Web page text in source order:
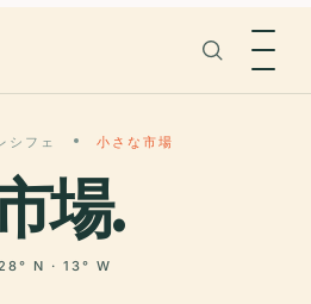
シフェ 小さな市場
場.
N · 13° W